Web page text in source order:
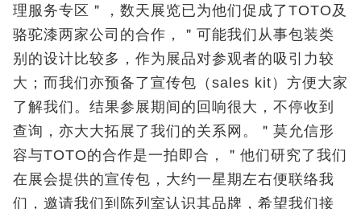
理服务专区＂，数天展览已为他们促成了TOTO及
骆驼漆两家公司的合作，＂可能我们从事包装类
别的设计比较多，作为展品对参观者的吸引力较
大；而我们亦预备了宣传包（sales kit）方便大家
了解我们。结果参展期间的回响很大，不停收到
查询，亦大大拓展了我们的关系网。＂莫允信形
容与TOTO的合作是一拍即合，＂他们研究了我们
在展会提供的宣传包，大约一星期左右便联络我
们，邀请我们到陈列室认识其品牌，希望我们接